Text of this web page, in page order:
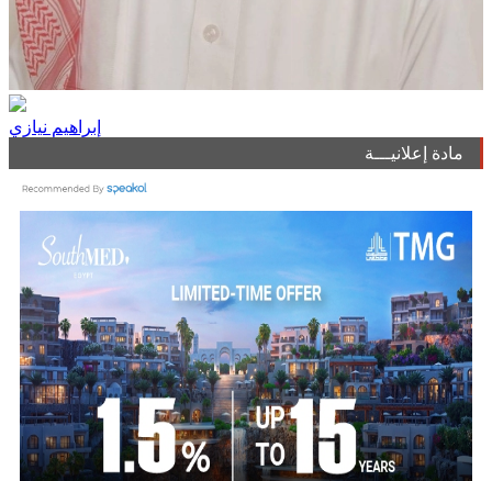
إبراهيم نيازي
مادة إعلانيـــة